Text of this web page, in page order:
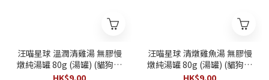
汪喵星球 溫潤清雞湯 無膠慢
燉純湯罐 80g (湯罐) (貓狗適
用)
HK$9.00
汪喵星球 清燉雞魚湯 無膠慢
燉純湯罐 80g (湯罐) (貓狗適
用)
HK$9.00